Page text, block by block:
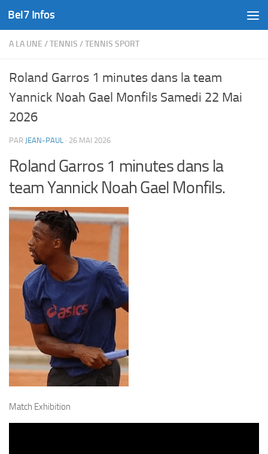
Skip to content
Bel7 Infos
A LA UNE /TENNIS /TENNIS SPORT
Roland Garros 1 minutes dans la team
Yannick Noah Gael Monfils Samedi 22 Mai
2026
PAR JEAN-PAUL · 26 MAI 2026
Roland Garros 1 minutes dans la
team Yannick Noah Gael Monfils.
Match Exhibition